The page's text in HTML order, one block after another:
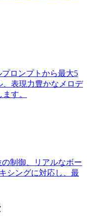
ロンプトから最大5
表現力豊かなメロデ
す。
制御、リアルなボー
シングに対応し、最